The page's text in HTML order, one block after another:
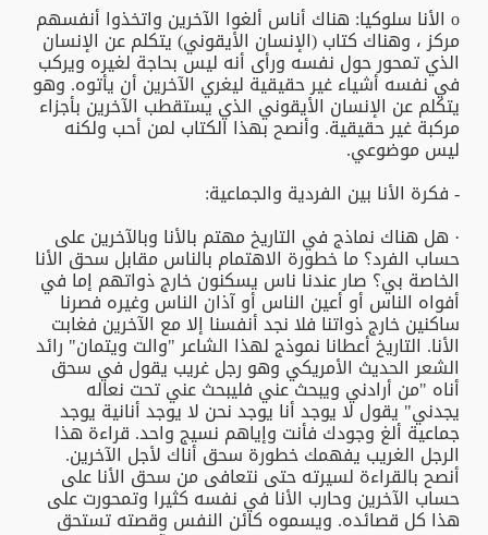
o الأنا سلوكيا: هناك أناس ألغوا الآخرين واتخذوا أنفسهم
مركز ، وهناك كتاب (الإنسان الأيقوني) يتكلم عن الإنسان
الذي تمحور حول نفسه ورأى أنه ليس بحاجة لغيره ويركب
في نفسه أشياء غير حقيقية ليغري الآخرين أن يأتوه. وهو
يتكلم عن الإنسان الأيقوني الذي يستقطب الآخرين بأجزاء
مركبة غير حقيقية. وأنصح بهذا الكتاب لمن أحب ولكنه
ليس موضوعي.
- فكرة الأنا بين الفردية والجماعية:
· هل هناك نماذج في التاريخ مهتم بالأنا وبالآخرين على
حساب الفرد؟ ما خطورة الاهتمام بالناس مقابل سحق الأنا
الخاصة بي؟ صار عندنا ناس يسكنون خارج ذواتهم إما في
أفواه الناس أو أعين الناس أو آذان الناس وغيره فصرنا
ساكنين خارج ذواتنا فلا نجد أنفسنا إلا مع الآخرين فغابت
الأنا. التاريخ أعطانا نموذج لهذا الشاعر "والت ويتمان" رائد
الشعر الحديث الأمريكي وهو رجل غريب يقول في سحق
أناه "من أرادني ويبحث عني فليبحث عني تحت نعاله
يجدني" يقول لا يوجد أنا يوجد نحن لا يوجد أنانية يوجد
جماعية ألغ وجودك فأنت وإياهم نسيج واحد. قراءة هذا
الرجل الغريب يفهمك خطورة سحق أناك لأجل الآخرين.
أنصح بالقراءة لسيرته حتى نتعافى من سحق الأنا على
حساب الآخرين وحارب الأنا في نفسه كثيرا وتمحورت على
هذا كل قصائده. ويسموه كائن النفس وقصته تستحق